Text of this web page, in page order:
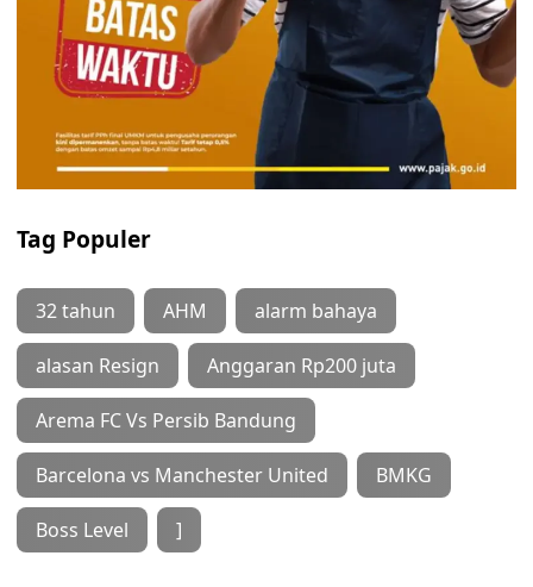
Tag Populer
32 tahun AHM alarm bahaya
alasan Resign Anggaran Rp200 juta
Arema FC Vs Persib Bandung
Barcelona vs Manchester United BMKG
Boss Level ]